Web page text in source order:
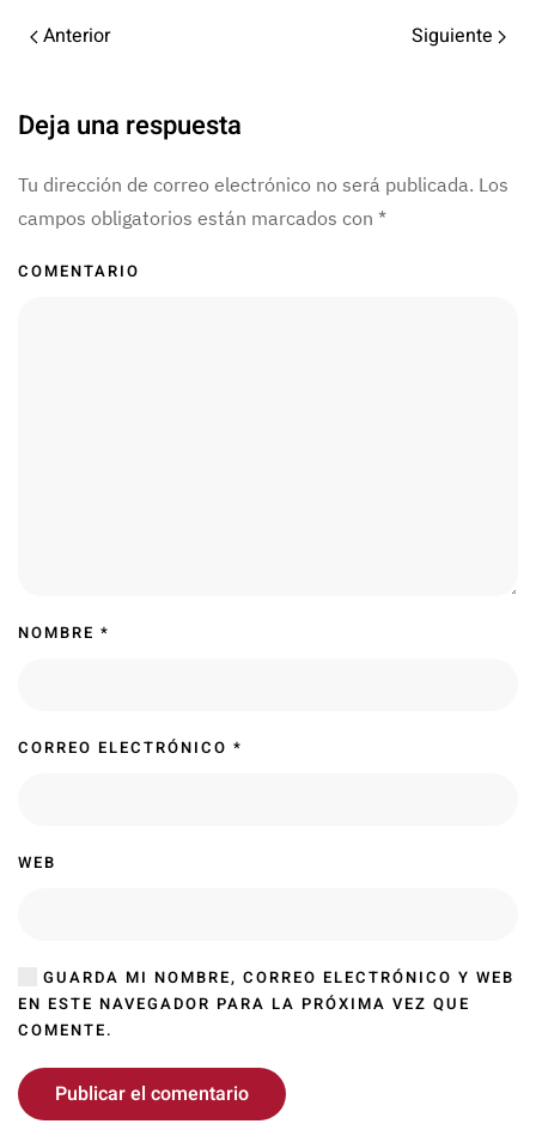
Anterior Siguiente
Deja una respuesta
Tu dirección de correo electrónico no será publicada. Los
campos obligatorios están marcados con *
COMENTARIO
NOMBRE *
CORREO ELECTRÓNICO *
WEB
GUARDA MI NOMBRE, CORREO ELECTRÓNICO Y WEB
EN ESTE NAVEGADOR PARA LA PRÓXIMA VEZ QUE
COMENTE.
Publicar el comentario